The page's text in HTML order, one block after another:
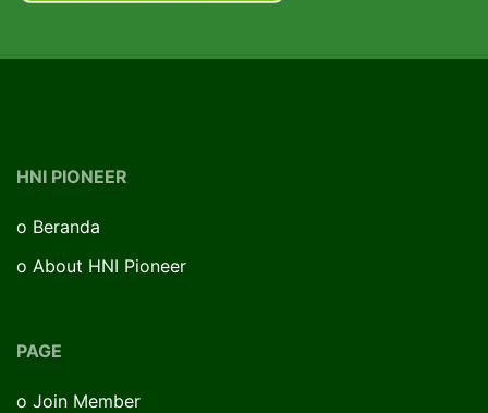
HNI PIONEER
o Beranda
o About HNI Pioneer
PAGE
o Join Member